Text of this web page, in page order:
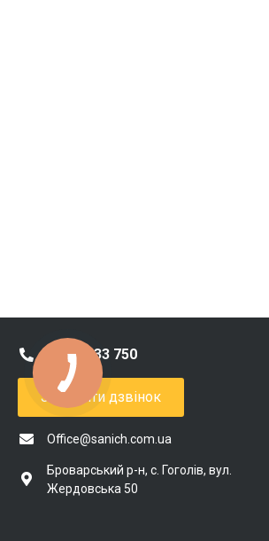
0 800 333 750
Замовити дзвінок
Office@sanich.com.ua
Броварський р-н, с. Гоголів, вул.
Жердовська 50